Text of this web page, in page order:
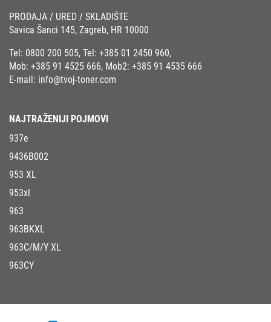
PRODAJA / URED / SKLADIŠTE
Savica Šanci 145, Zagreb, HR 10000
Tel: 0800 200 505, Tel: +385 01 2450 960,
Mob: +385 91 4525 666, Mob2: +385 91 4535 666
E-mail: info@tvoj-toner.com
NAJTRAŽENIJI POJMOVI
937e
9436B002
953 XL
953xl
963
963BKXL
963C/M/Y XL
963CY